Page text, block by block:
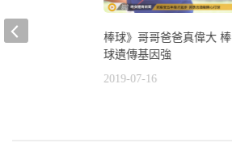
棒球》哥哥爸爸真偉大 棒
球遺傳基因強
2019-07-16